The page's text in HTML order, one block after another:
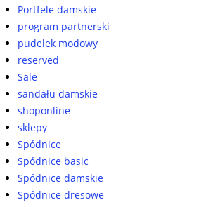
Portfele damskie
program partnerski
pudelek modowy
reserved
Sale
sandału damskie
shoponline
sklepy
Spódnice
Spódnice basic
Spódnice damskie
Spódnice dresowe